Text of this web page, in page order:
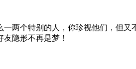
两个特别的人，你珍视他们，但又
隐形不再是梦！